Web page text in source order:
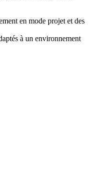
en mode projet et des
à un environnement